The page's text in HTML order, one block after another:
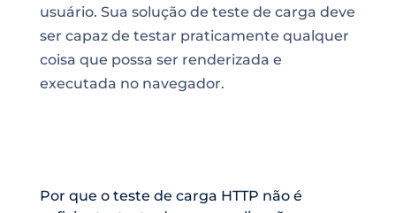
usuário. Sua solução de teste de carga deve
ser capaz de testar praticamente qualquer
coisa que possa ser renderizada e
executada no navegador.
Por que o teste de carga HTTP não é